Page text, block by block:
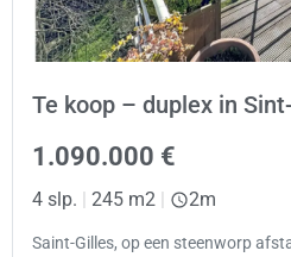
Te koop – duplex in
1.090.000 €
4 slp. | 245 m2 | 2m
Saint-Gilles, op een steenworp